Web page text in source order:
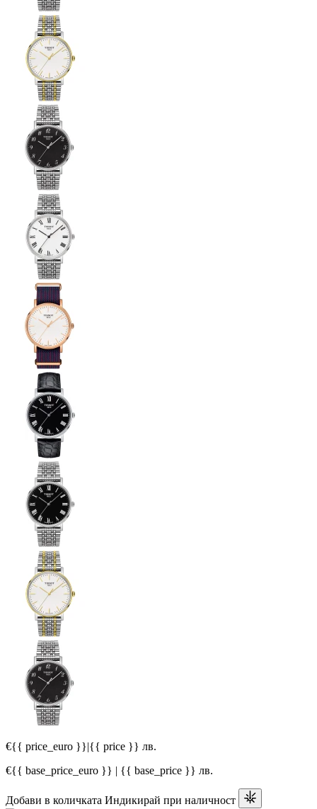
€{{ price_euro }}|{{ price }} лв.
€{{ base_price_euro }} | {{ base_price }} лв.
Добави в количката Индикирай при наличност